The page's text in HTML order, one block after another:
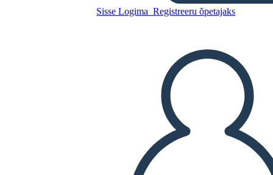
Sisse Logima Registreeru õpetajaks
Kopeerige see süžeeskeemid
ESITA SLAIDIESITLUST
LOE MULLE